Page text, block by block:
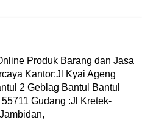
Produk Barang dan Jasa
Kantor:Jl Kyai Ageng
2 Geblag Bantul Bantul
Gudang :Jl Kretek-